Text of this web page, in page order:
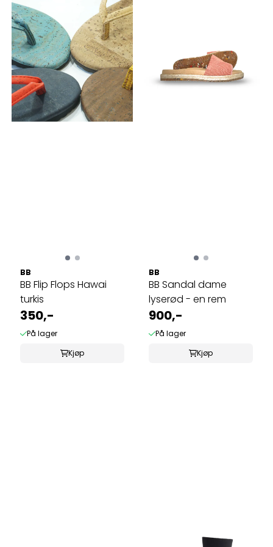
BB
BB Flip Flops Hawai
turkis
350,-
På lager
Kjøp
BB
BB Sandal dame
lyserød - en rem
900,-
På lager
Kjøp